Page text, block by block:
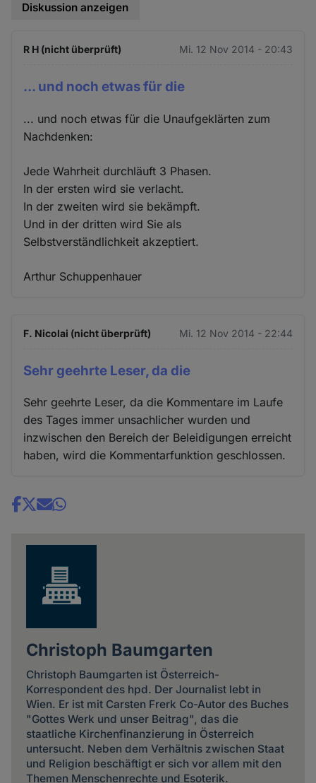
Diskussion anzeigen
R H (nicht überprüft) Mi. 12 Nov 2014 - 20:43
... und noch etwas für die
... und noch etwas für die Unaufgeklärten zum
Nachdenken:
Jede Wahrheit durchläuft 3 Phasen.
In der ersten wird sie verlacht.
In der zweiten wird sie bekämpft.
Und in der dritten wird Sie als
Selbstverständlichkeit akzeptiert.
Arthur Schuppenhauer
F. Nicolai (nicht überprüft) Mi. 12 Nov 2014 - 22:44
Sehr geehrte Leser, da die
Sehr geehrte Leser, da die Kommentare im Laufe
des Tages immer unsachlicher wurden und
inzwischen den Bereich der Beleidigungen erreicht
haben, wird die Kommentarfunktion geschlossen.
Share
Christoph Baumgarten
Christoph Baumgarten ist Österreich-
Korrespondent des hpd. Der Journalist lebt in
Wien. Er ist mit Carsten Frerk Co-Autor des Buches
"Gottes Werk und unser Beitrag", das die
staatliche Kirchenfinanzierung in Österreich
untersucht. Neben dem Verhältnis zwischen Staat
und Religion beschäftigt er sich vor allem mit den
Themen Menschenrechte und Esoterik.